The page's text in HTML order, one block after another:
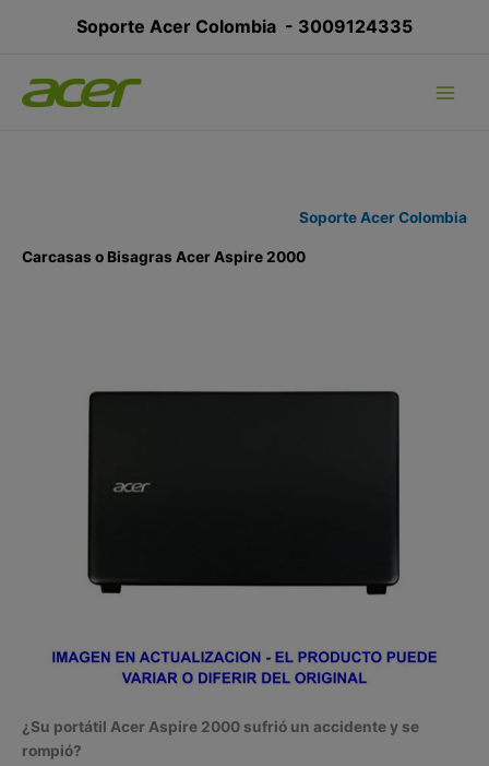
Soporte Acer Colombia - 3009124335
Soporte Acer Colombia
Carcasas o Bisagras Acer Aspire 2000
¿Su portátil Acer Aspire 2000 sufrió un accidente y se
rompió?